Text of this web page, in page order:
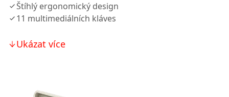
Štíhlý ergonomický design
11 multimediálních kláves
Ukázat více